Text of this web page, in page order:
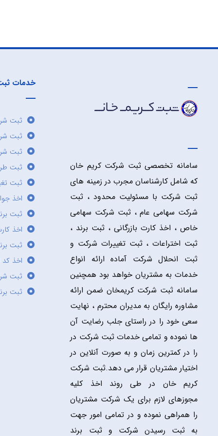
سامانه تخصصی ثبت شرکت کریم خان
که شامل کارشناسان مجرب در زمینه های
ثبت شرکت با مسئولیت محدود ، ثبت
شرکت سهامی عام ، ثبت شرکت سهامی
خاص ، اخذ کارت بازرگانی ، ثبت برند ،
ثبت اختراعات ، ثبت تغییرات شرکت و
ثبت انحلال شرکت آماده ارائه انواع
خدمات به مشتریان خواهد بود همچنین
سامانه ثبت شرکت کریمخان ضمن ارائه
مشاوره رایگان به مدیران محترم ، نهایت
سعی خود را در راستای جلب رضایت آن
ها نموده و تمامی خدمات ثبت شرکت در
را در کمترین زمان و به صورت آنلاین در
اختیار مشتریان قرار می دهد.ثبت شرکت
کریم خان در طی روند اخذ کلیه
مجوزهای لازم برای یک شرکت مشتریان
را همراهی نموده و در تمامی امور جهت
به ثبت رسیدن شرکت و ثبت برند
خدمات
ثبت
ثبت
ثبت
ثبت
ثبت
اخذ
ثبت
اخذ
ثبت
اخذ کد
ثبت
ثبت